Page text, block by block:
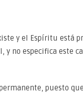
y el Espíritu está
no especifica este
puesto